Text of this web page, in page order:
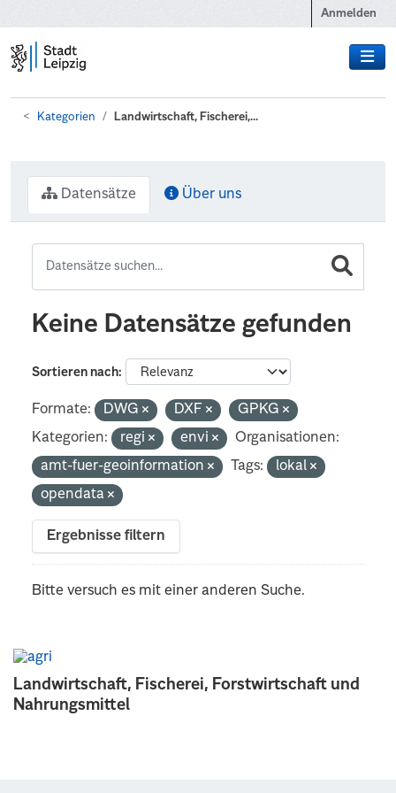
Anmelden
Kategorien Landwirtschaft, Fischerei,...
Landwirtschaft, Fischerei, Forstwirtschaft und
Nahrungsmittel
Datensätze Über uns
Keine Datensätze gefunden
Sortieren nach
Formate: DWG DXF
GPKG
Kategorien:
regi envi
Organisationen:
amt-fuer-geoinformation
Tags:
lokal
opendata
Ergebnisse filtern
Bitte versuch es mit einer anderen Suche.